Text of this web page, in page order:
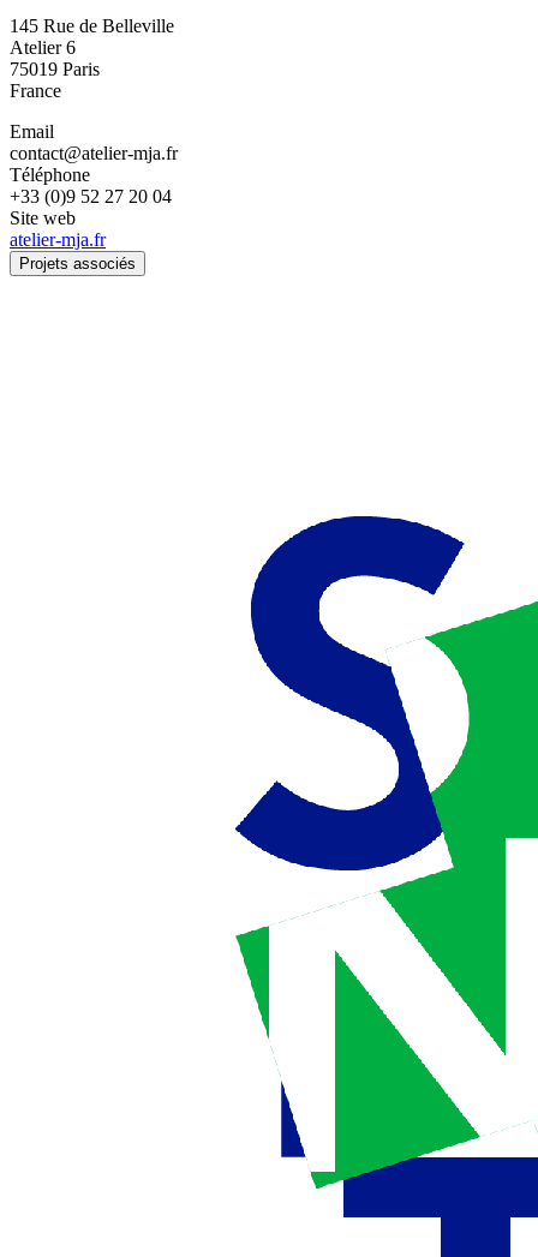
145 Rue de Belleville
Atelier 6
75019 Paris
France
Email
contact@atelier-mja.fr
Téléphone
+33 (0)9 52 27 20 04
Site web
atelier-mja.fr
Projets associés